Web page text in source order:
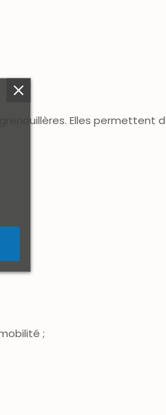
Elles permettent
;